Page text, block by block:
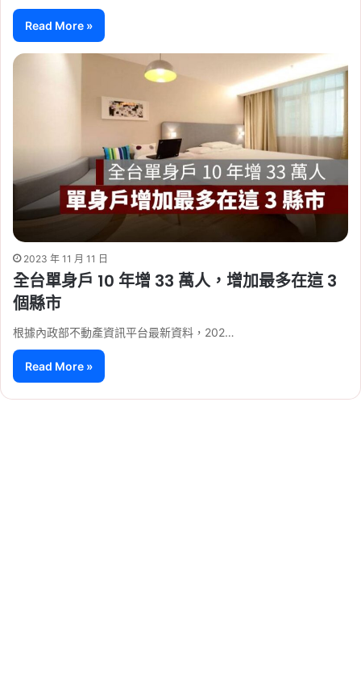
Read More »
2023 年 11 月 11 日
全台單身戶 10 年增 33 萬人，增加最多在這 3
個縣市
根據內政部不動產資訊平台最新資料，202…
Read More »